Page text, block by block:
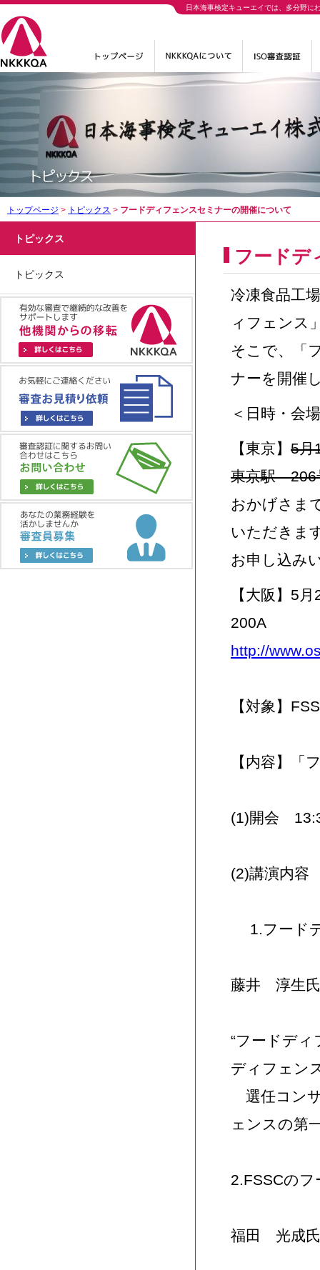
日本海事検定キューエイでは、多分野に
トップページ > トピックス > フードディフェンスセミナーの開催について
トピックス
トピックス
フードデ
冷凍食品工
ィフェンス
そこで、「
ナーを開催
＜日時・会
【東京】 5月
東京駅 206
おかげさま
いただきま
お申し込み
【大阪】5
200A
http://
【対象】
【内容】「
(1)開会
(2)講演内容
1.フード
藤井 淳生氏
“フードデ
ディフェン
選任コン
ェンスの第
2.FSSCの
福田 光成氏